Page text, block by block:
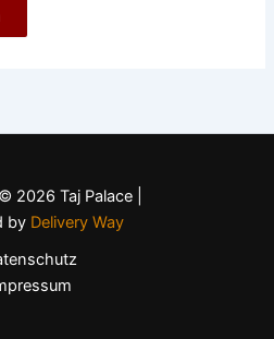
2026 Taj Palace |
by Delivery Way